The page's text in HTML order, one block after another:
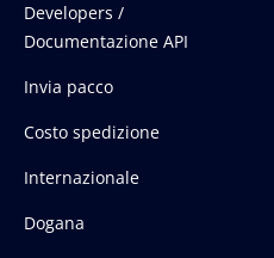
Developers /
Documentazione API
Invia pacco
Costo spedizione
Internazionale
Dogana